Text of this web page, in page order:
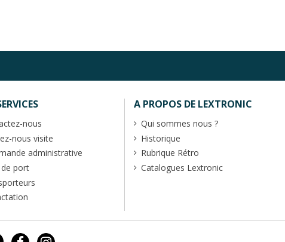
nous
nous visite
administrative
de port
A PROPOS DE LEXTRONIC
Qui sommes nous ?
Historique
Rubrique Rétro
Catalogues Lextronic